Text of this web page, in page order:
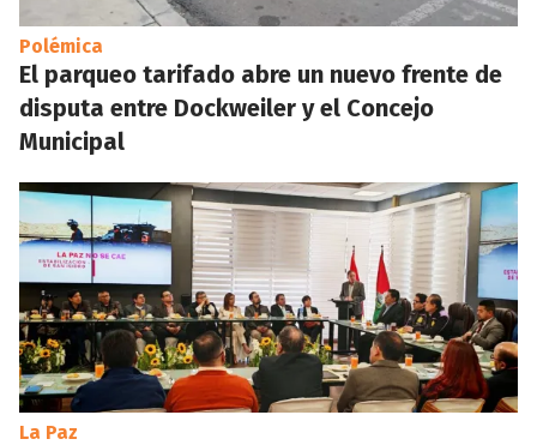
Polémica
El parqueo tarifado abre un nuevo frente de
disputa entre Dockweiler y el Concejo
Municipal
La Paz